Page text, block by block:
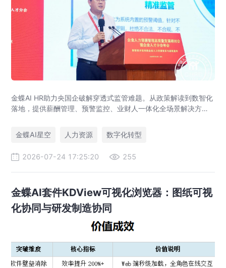
金蝶AI HR助力央国企破解穿透式监管难题。从政策解读到数智化
落地，提供薪酬管理、预警监控、业财人一体化全场景解决方
金蝶AI星空
人力资源 数字化转型
2026-07-24 17:25:20 255
金蝶AI套件KDView可视化浏览器：图纸可视
化协同与研发制造协同